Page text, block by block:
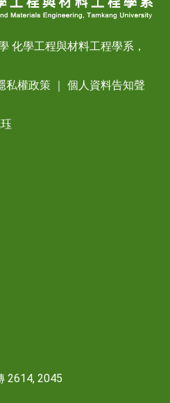
化學工程與材料工程學系，
私權政策 ｜ 個人資料告知聲
2614, 2045